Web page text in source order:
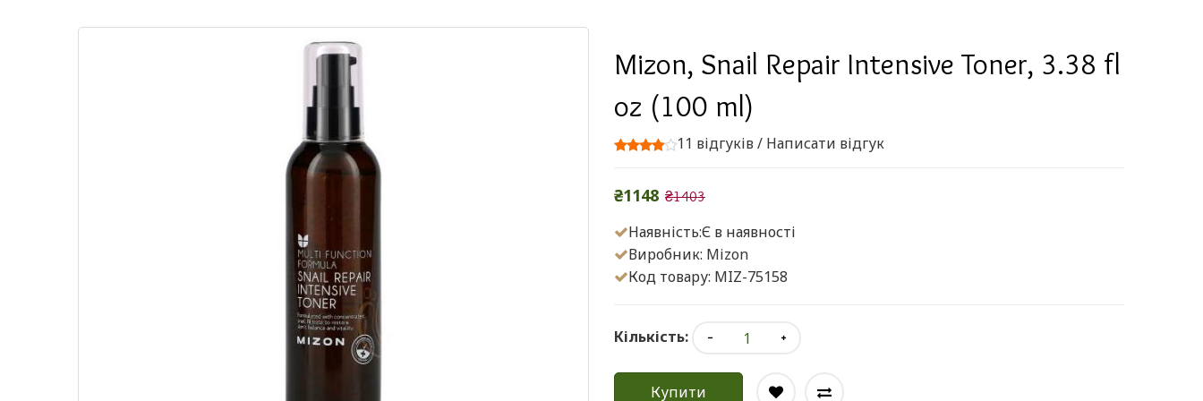
Mizon, Snail Repair Intensive Toner, 3.38 fl
oz (100 ml)
11 відгуків/ Написати відгук
₴1148 ₴1403
Наявність:Є в наявності
Виробник: Mizon
Код товару: MIZ-75158
Кількість:
Купити